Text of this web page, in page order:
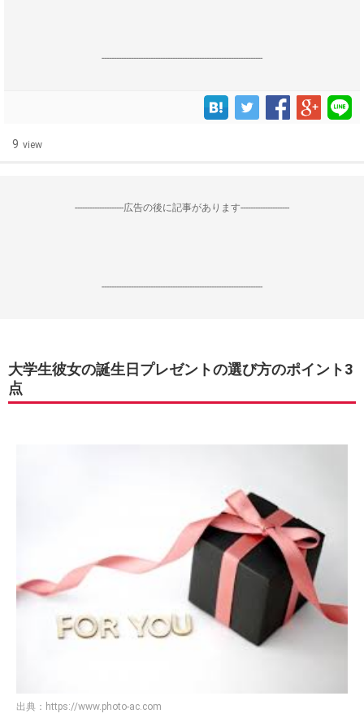
------------------------------------------------------------------
9 view
--------------------広告の後に記事があります--------------------
------------------------------------------------------------------
大学生彼女の誕生日プレゼントの選び方のポイント3
点
出典： https://www.photo-ac.com